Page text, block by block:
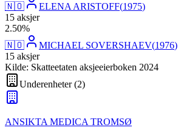
🇳🇴
ELENA ARISTOFF(1975)
15 aksjer
2.50%
🇳🇴
MICHAEL SOVERSHAEV(1976)
15 aksjer
Kilde: Skatteetaten aksjeeierboken 2024
Underenheter(2)
ANSIKTA MEDICA TROMSØ